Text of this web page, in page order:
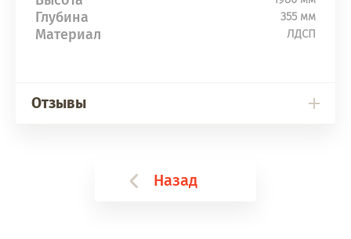
Глубина 355 мм
Материал ЛДСП
Отзывы
Назад